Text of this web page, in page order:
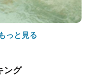
っと見る
ング